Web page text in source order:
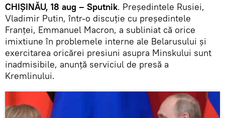
CHIȘINĂU, 18 aug – Sputnik. Președintele Rusiei,
Vladimir Putin, într-o discuție cu președintele
Franței, Emmanuel Macron, a subliniat că orice
imixtiune în problemele interne ale Belarusului și
exercitarea oricărei presiuni asupra Minskului sunt
inadmisibile, anunță serviciul de presă a
Kremlinului.